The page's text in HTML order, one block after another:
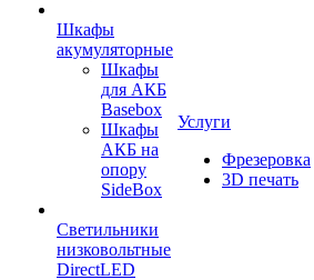
Шкафы
акумуляторные
Шкафы
для АКБ
Basebox
Шкафы
АКБ на
опору
SideBox
Светильники
низковольтные
DirectLED
Услуги
Фрезеровка
3D печать